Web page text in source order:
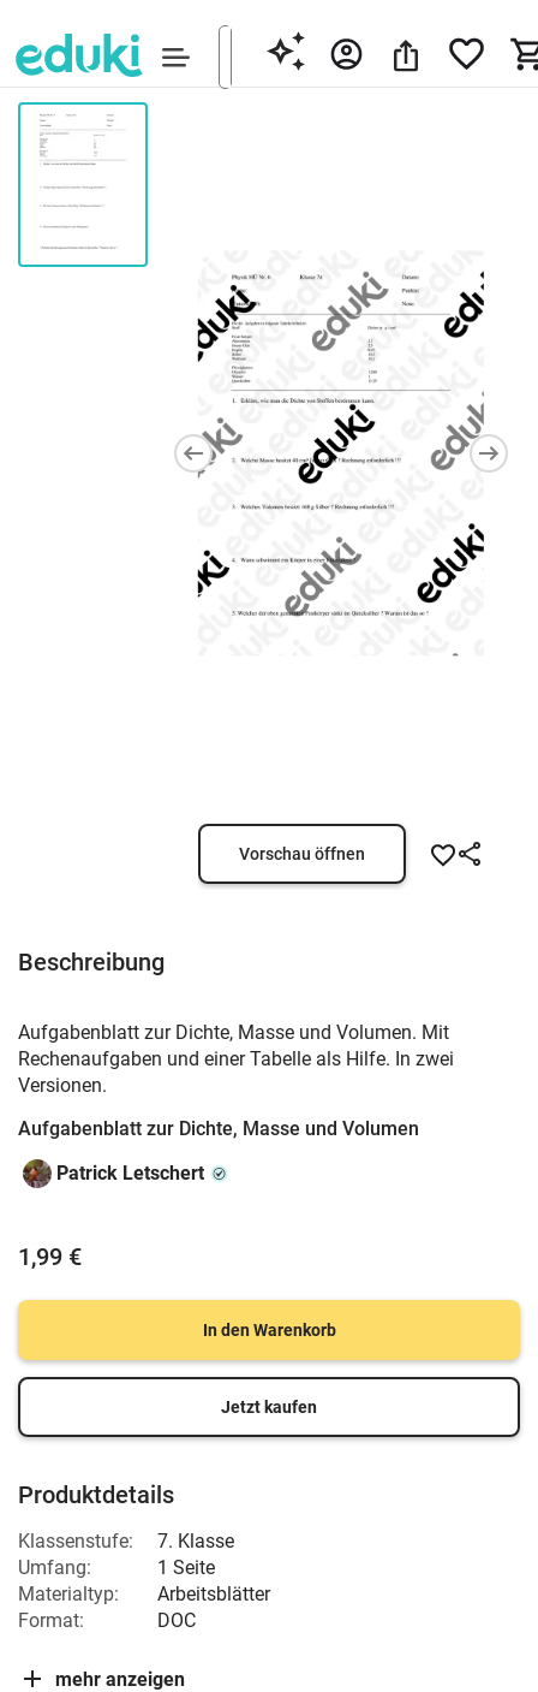
Vorschau öffnen
Beschreibung
Aufgabenblatt zur Dichte, Masse und Volumen. Mit
Rechenaufgaben und einer Tabelle als Hilfe. In zwei
Versionen.
Aufgabenblatt zur Dichte, Masse und Volumen
Patrick Letschert
1,99 €
In den Warenkorb
Jetzt kaufen
Produktdetails
Klassenstufe:
7. Klasse
Umfang:
1 Seite
Materialtyp:
Arbeitsblätter
Format:
DOC
mehr anzeigen